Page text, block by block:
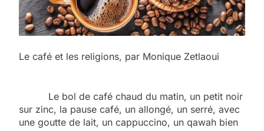
Le café et les religions, par Monique Zetlaoui
Le bol de café chaud du matin, un petit noir
sur zinc, la pause café, un allongé, un serré, avec
une goutte de lait, un cappuccino, un qawah bien